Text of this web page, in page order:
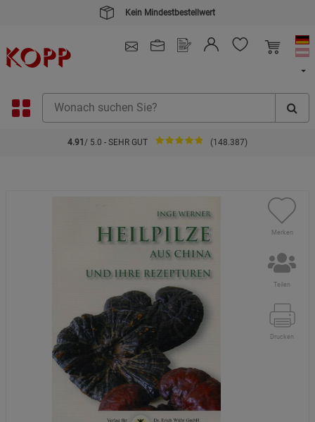
Kein Mindestbestellwert
4.91 / 5.0 - SEHR GUT (148.387)
Merken
Teilen
Drucken